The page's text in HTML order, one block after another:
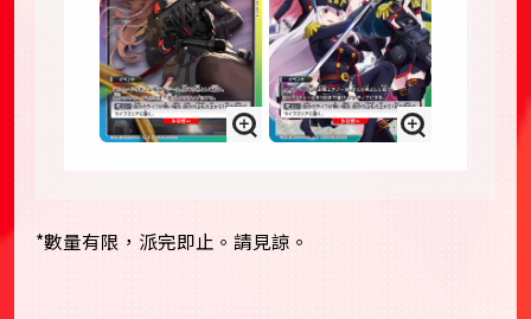
*數量有限，派完即止。請見諒。